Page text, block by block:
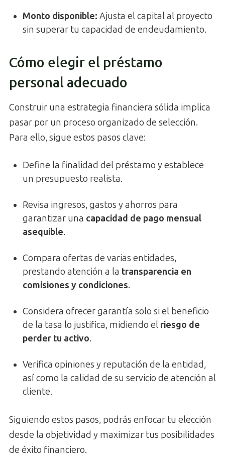
Monto disponible: Ajusta el capital al proyecto
sin superar tu capacidad de endeudamiento.
Cómo elegir el préstamo
personal adecuado
Construir una estrategia financiera sólida implica
pasar por un proceso organizado de selección.
Para ello, sigue estos pasos clave:
Define la finalidad del préstamo y establece
un presupuesto realista.
Revisa ingresos, gastos y ahorros para
garantizar una capacidad de pago mensual
asequible.
Compara ofertas de varias entidades,
prestando atención a la transparencia en
comisiones y condiciones.
Considera ofrecer garantía solo si el beneficio
de la tasa lo justifica, midiendo el riesgo de
perder tu activo.
Verifica opiniones y reputación de la entidad,
así como la calidad de su servicio de atención al
cliente.
Siguiendo estos pasos, podrás enfocar tu elección
desde la objetividad y maximizar tus posibilidades
de éxito financiero.